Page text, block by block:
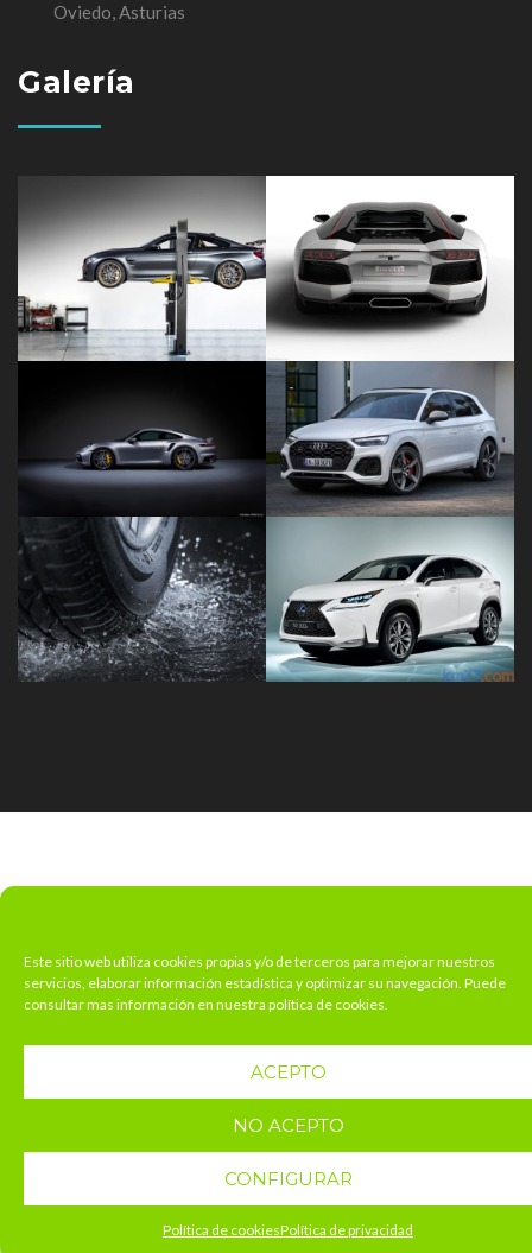
Este sitio web utiliza cookies propias y/o de terceros para mejorar nuestros
servicios, elaborar información estadística y optimizar su navegación. Puede
consultar mas información en nuestra política de cookies.
ACEPTO
NO ACEPTO
CONFIGURAR
Política de cookiesPolítica de privacidad
Oviedo, Asturias
Galería